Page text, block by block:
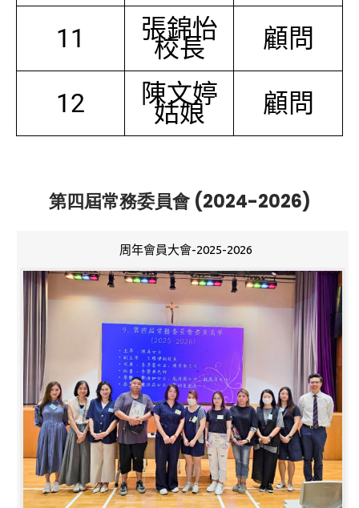
11 張錦怡
校長 顧問
12 陳文婷
姑娘 顧問
第四屆常務委員會 (2024-2026)
周年會員大會-2025-2026